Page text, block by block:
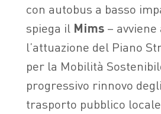
con autobus a basso
spiega il Mims –
l’attuazione del Piano
per la Mobilità
progressivo rinnovo
trasporto pubblico